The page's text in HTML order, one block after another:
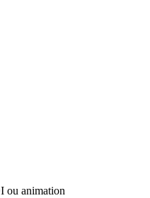
lever
déjeuner
ou animation